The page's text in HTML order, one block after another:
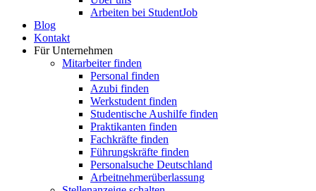
Arbeiten bei StudentJob
Blog
Kontakt
Für Unternehmen
Mitarbeiter finden
Personal finden
Azubi finden
Werkstudent finden
Studentische Aushilfe finden
Praktikanten finden
Fachkräfte finden
Führungskräfte finden
Personalsuche Deutschland
Arbeitnehmerüberlassung